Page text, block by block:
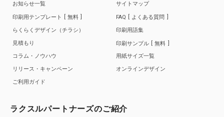
お知らせ一覧
印刷用テンプレート
無料
らくらくデザイン（チラシ）
見積もり
コラム・ノウハウ
リリース・キャンペーン
ご利用ガイド
サイトマップ
FAQ
よくある質問
印刷用語集
印刷サンプル
無料
用紙サイズ一覧
オンラインデザイン
ラクスルパートナーズのご紹介